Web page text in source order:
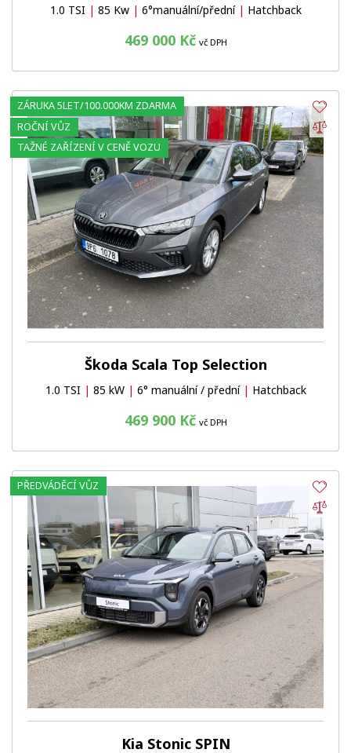
1.0 TSI | 85 Kw | 6°manuální/přední | Hatchback
469 000 Kč vč DPH
Škoda Scala Top Selection
1.0 TSI | 85 kW | 6° manuální / přední | Hatchback
469 900 Kč vč DPH
ZÁRUKA 5LET/100.000KM ZDARMA
ROČNÍ VŮZ
TAŽNÉ ZAŘÍZENÍ V CENĚ VOZU
Kia Stonic SPIN
PŘEDVÁDĚCÍ VŮZ